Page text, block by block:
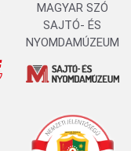
MAGYAR SZÓ
SAJTÓ- ÉS
NYOMDAMÚZEUM